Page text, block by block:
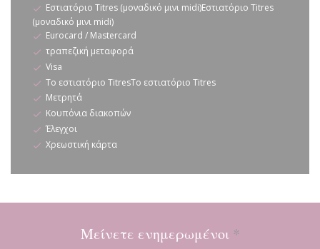
Εστιατόριο Titres (μοναδικό μινι midi)Εστιατόριο Titres
(μοναδικό μινι midi)
Eurocard / Mastercard
τραπεζική μεταφορά
Visa
Το εστιατόριο TitresΤο εστιατόριο Titres
Μετρητά
Κουπόνια διακοπών
Έλεγχοι
Χρεωστική κάρτα
Μείνετε ενημερωμένοι *